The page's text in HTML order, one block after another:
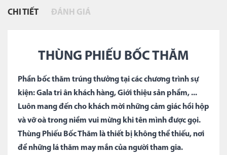
CHI TIẾT ĐÁNH GIÁ
THÙNG PHIẾU BỐC THĂM
Phần bốc thăm trúng thưởng tại các chương trình sự
kiện: Gala tri ân khách hàng, Giới thiệu sản phẩm, ...
Luôn mang đến cho khách mời những cảm giác hồi hộp
và vỡ oà trong niềm vui mừng khi tên mình được gọi.
Thùng Phiếu Bốc Thăm là thiết bị không thể thiếu, nơi
để những lá thăm may mắn của người tham gia.